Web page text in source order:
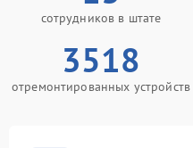
сотрудников в штате
3518
отремонтированных устройств